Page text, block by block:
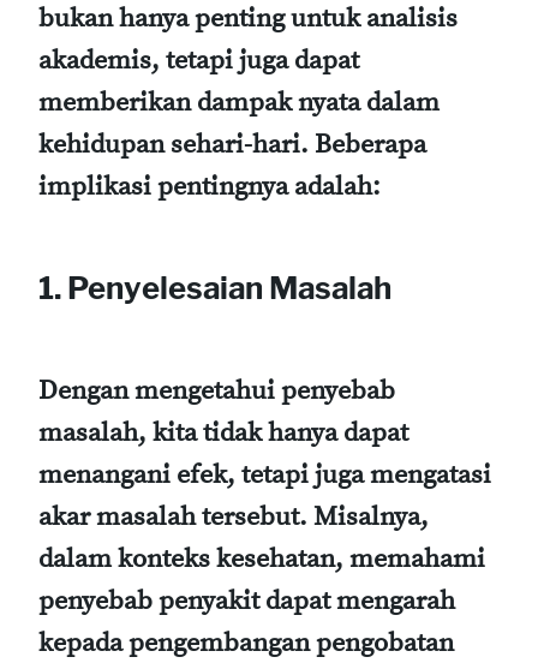
bukan hanya penting untuk analisis
akademis, tetapi juga dapat
memberikan dampak nyata dalam
kehidupan sehari-hari. Beberapa
implikasi pentingnya adalah:
1. Penyelesaian Masalah
Dengan mengetahui penyebab
masalah, kita tidak hanya dapat
menangani efek, tetapi juga mengatasi
akar masalah tersebut. Misalnya,
dalam konteks kesehatan, memahami
penyebab penyakit dapat mengarah
kepada pengembangan pengobatan